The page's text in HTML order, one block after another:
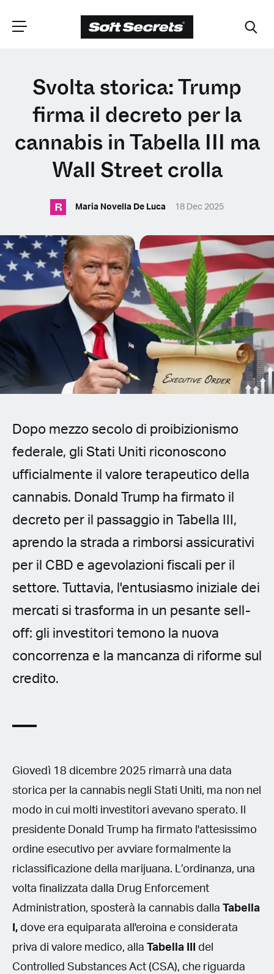
SCEGLI LA
TUA POSIZIONE
Dutch
English (United States)
Spanish (Spain)
Spanish (Latin America)
German
French
Italian
Polish
Svolta storica: Trump
firma il decreto per la
cannabis in Tabella III ma
Wall Street crolla
R Maria Novella De Luca 18 Dec 2025
Dopo mezzo secolo di proibizionismo
federale, gli Stati Uniti riconoscono
ufficialmente il valore terapeutico della
cannabis. Donald Trump ha firmato il
decreto per il passaggio in Tabella III,
aprendo la strada a rimborsi assicurativi
per il CBD e agevolazioni fiscali per il
settore. Tuttavia, l'entusiasmo iniziale dei
mercati si trasforma in un pesante sell-
off: gli investitori temono la nuova
concorrenza e la mancanza di riforme sul
credito.
Giovedì 18 dicembre 2025 rimarrà una data
storica per la cannabis negli Stati Uniti, ma non nel
modo in cui molti investitori avevano sperato. Il
presidente Donald Trump ha firmato l'attesissimo
ordine esecutivo per avviare formalmente la
riclassificazione della marijuana. L’ordinanza, una
volta finalizzata dalla Drug Enforcement
Administration, sposterà la cannabis dalla Tabella
I, dove era equiparata all'eroina e considerata
priva di valore medico, alla Tabella III
del
Controlled Substances Act (CSA), che riguarda